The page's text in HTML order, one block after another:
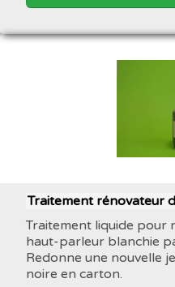
Traitement rénovateur
Traitement liquide pour
haut-parleur blanchie
Redonne une nouvelle
noire en carton.